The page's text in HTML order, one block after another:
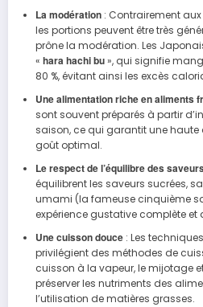
La modération: Contrairement
les portions peuvent être très
prône la modération. Les
« hara hachi bu», qui signifie
80 %, évitant ainsi les excès
Une alimentation riche en aliments
sont souvent préparés à partir
saison, ce qui garantit une haute
goût optimal.
Le respect de l’équilibre des saveurs
équilibrent les saveurs sucrées,
umami (la fameuse cinquième
expérience gustative complète et
Une cuisson douce: Les
privilégient des méthodes de
cuisson à la vapeur, le mijotage
préserver les nutriments des
l’utilisation de matières grasses.